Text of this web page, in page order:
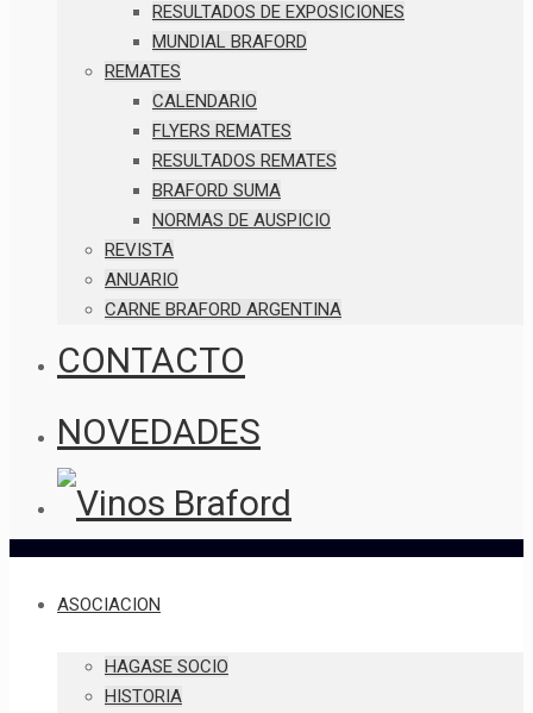
RESULTADOS DE EXPOSICIONES
MUNDIAL BRAFORD
REMATES
CALENDARIO
FLYERS REMATES
RESULTADOS REMATES
BRAFORD SUMA
NORMAS DE AUSPICIO
REVISTA
ANUARIO
CARNE BRAFORD ARGENTINA
CONTACTO
NOVEDADES
ASOCIACION
HAGASE SOCIO
HISTORIA